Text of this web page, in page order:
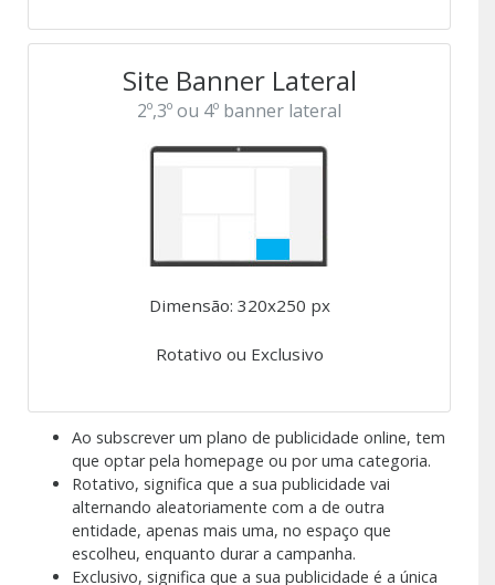
Site Banner Lateral
2º,3º ou 4º banner lateral
Dimensão: 320x250 px
Rotativo ou Exclusivo
Ao subscrever um plano de publicidade online, tem
que optar pela homepage ou por uma categoria.
Rotativo, significa que a sua publicidade vai
alternando aleatoriamente com a de outra
entidade, apenas mais uma, no espaço que
escolheu, enquanto durar a campanha.
Exclusivo, significa que a sua publicidade é a única